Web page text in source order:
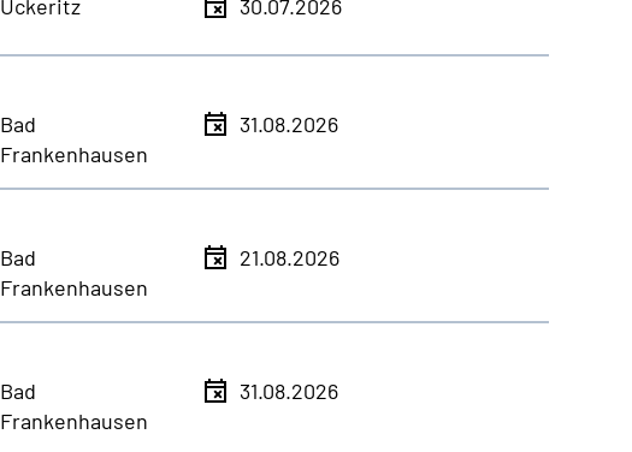
Ückeritz 30.07.2026
Bad
Frankenhausen
31.08.2026
Bad
Frankenhausen
21.08.2026
Bad
Frankenhausen
31.08.2026